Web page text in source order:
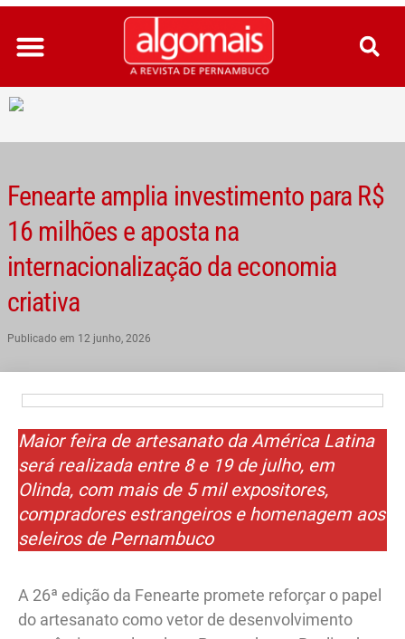
Ir
para
conteúdo
Fenearte amplia investimento para R$
16 milhões e aposta na
internacionalização da economia
criativa
Publicado em 12 junho, 2026
Maior feira de artesanato da América Latina
será realizada entre 8 e 19 de julho, em
Olinda, com mais de 5 mil expositores,
compradores estrangeiros e homenagem aos
seleiros de Pernambuco
A 26ª edição da Fenearte promete reforçar o papel
do artesanato como vetor de desenvolvimento